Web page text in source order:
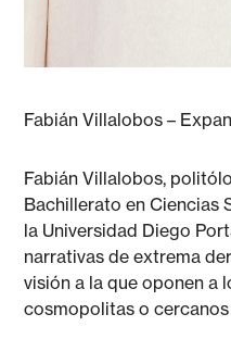
Fabián Villalobos –
Fabián Villalobos,
Bachillerato en Ciencias
la Universidad Diego
narrativas de extrema
visión a la que oponen a
cosmopolitas o